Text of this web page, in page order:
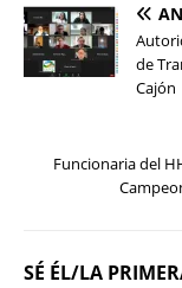
de
Cajón
Funcionaria del
SÉ ÉL/LA